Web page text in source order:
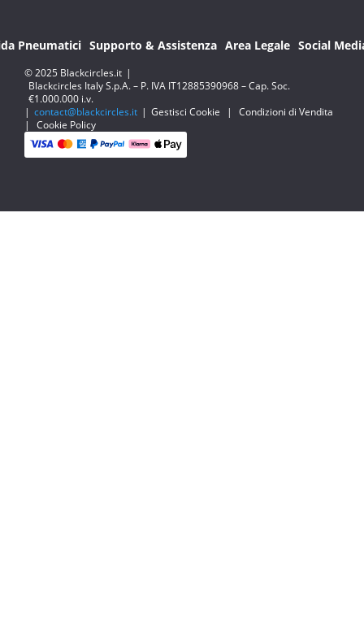
Pneumatici Supporto & Assistenza Area Legale Social
© 2025 Blackcircles.it |
Blackcircles Italy S.p.A. – P. IVA IT12885390968 – Cap. Soc.
€1.000.000 i.v.
| contact@blackcircles.it | Gestisci Cookie |
Condizioni di Vendita
|
Cookie Policy